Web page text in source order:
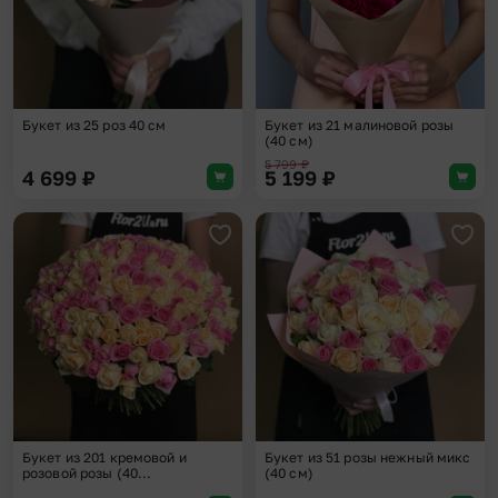
Букет из 25 роз 40 см
4 699 ₽
Букет из 21 малиновой розы
(40 см)
5 799₽
5 199 ₽
Добавить в избранное
Букет из 201 кремовой и
розовой розы (40...
Букет из 51 розы нежный микс
(40 см)